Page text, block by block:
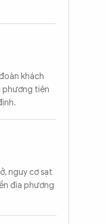
khách
phương tiện
nguy cơ sạt
địa phương